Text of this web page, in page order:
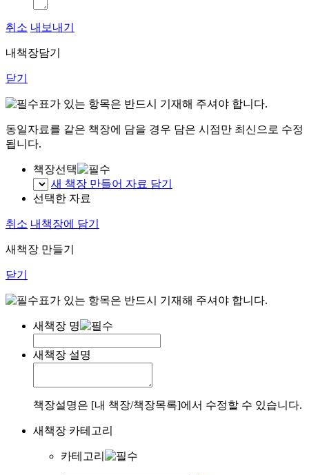
취소 내보내기
내책장담기
닫기
표가 있는 항목은 반드시 기재해 주셔야 합니다.
동일자료를 같은 책장에 담을 경우 담은 시점만 최신으로 수정
됩니다.
책장선택
새 책장 만들어 자료 담기
선택한 자료
취소 내책장에 담기
새책장 만들기
닫기
표가 있는 항목은 반드시 기재해 주셔야 합니다.
새책장 명
새책장 설명
책장설명은 [내 책장/책장목록]에서 수정할 수 있습니다.
새책장 카테고리
카테고리